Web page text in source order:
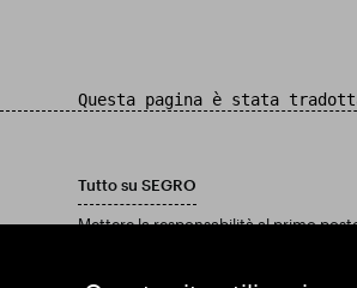
Questa pagina è stata
Tutto su SEGRO
Mettere la responsabilità al primo